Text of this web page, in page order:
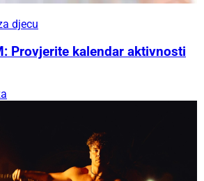
djecu
Provjerite kalendar aktivnosti